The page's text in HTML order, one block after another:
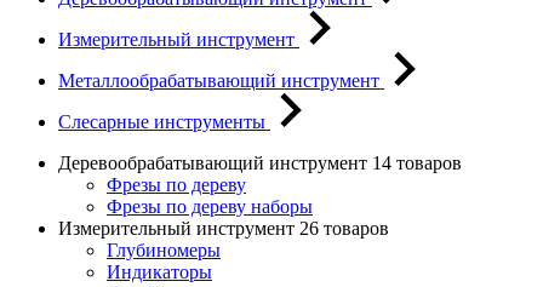
Измерительный инструмент
Металлообрабатывающий инструмент
Слесарные инструменты
Деревообрабатывающий инструмент 14 товаров
Фрезы по дереву
Фрезы по дереву наборы
Измерительный инструмент 26 товаров
Глубиномеры
Индикаторы